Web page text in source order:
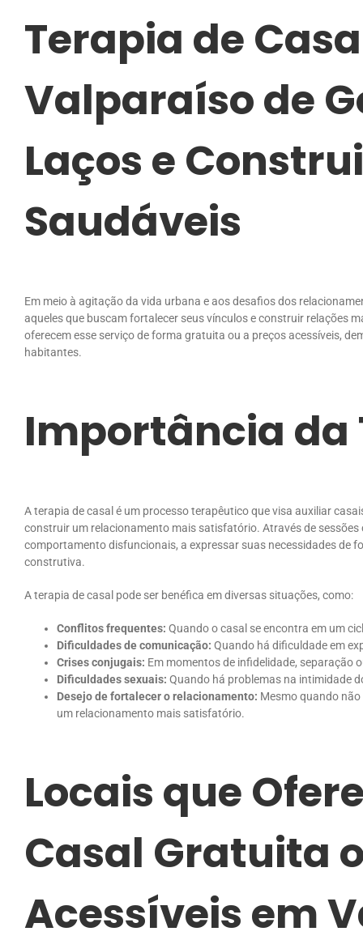
Terapia de
Valparaíso de
Laços e
Saudáveis
Em meio à agitação da vida urbana e aos desafios dos
aqueles que buscam fortalecer seus vínculos e construir relações
oferecem esse serviço de forma gratuita ou a preços acessíveis,
habitantes.
Importância da
A terapia de casal é um processo terapêutico que visa auxiliar
construir um relacionamento mais satisfatório. Através de
comportamento disfuncionais, a expressar suas necessidades de
construtiva.
A terapia de casal pode ser benéfica em diversas situações, como:
Conflitos frequentes: Quando o casal se encontra em um
Dificuldades de comunicação: Quando há dificuldade em
Crises conjugais: Em momentos de infidelidade, separação
Dificuldades sexuais: Quando há problemas na intimidade
Desejo de fortalecer o relacionamento: Mesmo quando
um relacionamento mais satisfatório.
Locais que
Casal Gratuita
Acessíveis em